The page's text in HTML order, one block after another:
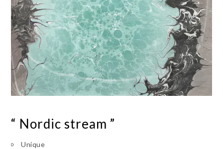
“ Nordic stream ”
Unique